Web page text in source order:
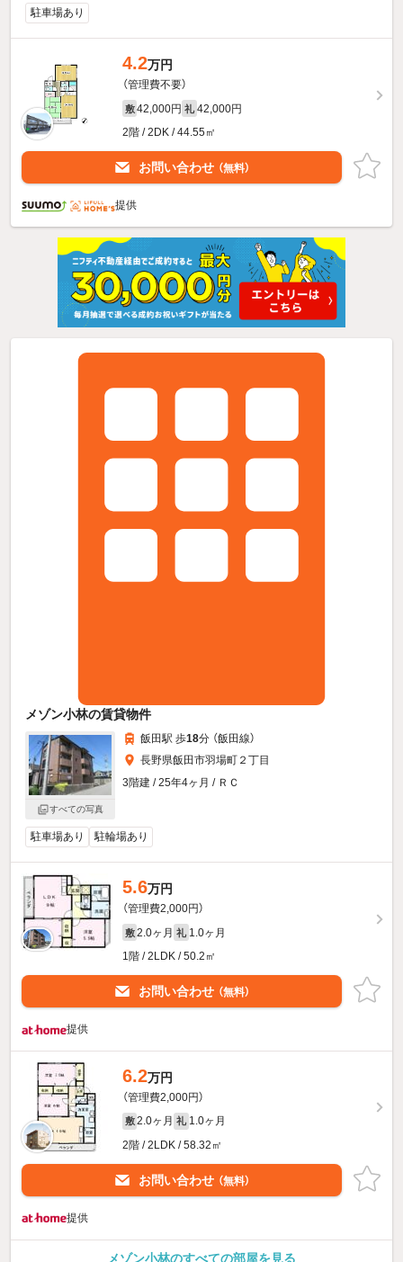
駐車場あり
4.2万円
（管理費不要）
敷 42,000円 礼 42,000円
2階 / 2DK / 44.55㎡
お問い合わせ （無料）
提供
メゾン小林の賃貸物件
すべての写真
飯田駅 歩18分 （飯田線）
長野県飯田市羽場町２丁目
3階建 / 25年4ヶ月 / ＲＣ
駐車場あり 駐輪場あり
5.6万円
（管理費2,000円）
敷 2.0ヶ月 礼 1.0ヶ月
1階 / 2LDK / 50.2㎡
お問い合わせ （無料）
提供
6.2万円
（管理費2,000円）
敷 2.0ヶ月 礼 1.0ヶ月
2階 / 2LDK / 58.32㎡
お問い合わせ （無料）
提供
メゾン小林のすべての部屋を見る